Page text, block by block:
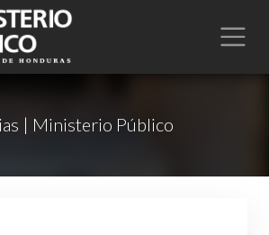
| Ministerio Público